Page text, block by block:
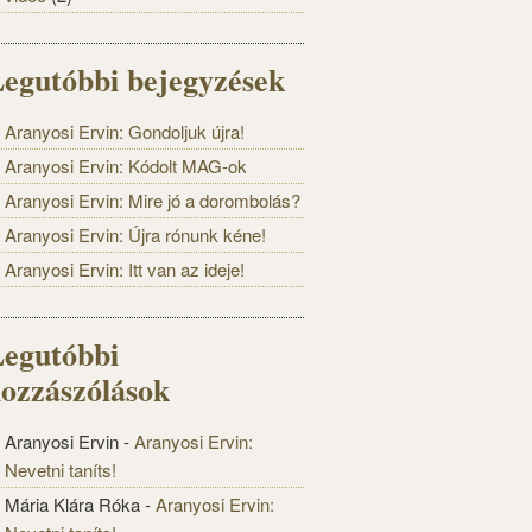
bejegyzések
Aranyosi Ervin: Gondoljuk újra!
Aranyosi Ervin: Kódolt MAG-ok
Aranyosi Ervin: Mire jó a dorombolás?
Aranyosi Ervin: Újra rónunk kéne!
Aranyosi Ervin: Itt van az ideje!
Aranyosi Ervin-Aranyosi Ervin:
Nevetni taníts!
Mária Klára Róka-Aranyosi Ervin: